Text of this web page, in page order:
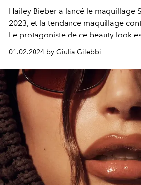
Hailey Bieber a lancé le maquillage
2023, et la tendance maquillage
Le protagoniste de ce beauty look
bonbon, le secret est d'abonder, et
les pommettes, mais aussi sur les
Découvrez tous les secrets pour
maquillage féerique parfait.
01.02.2024 by Giulia Gilebbi